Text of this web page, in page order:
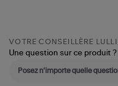
VOTRE CONSEILLÈRE LULLI
Une question sur ce produit ?